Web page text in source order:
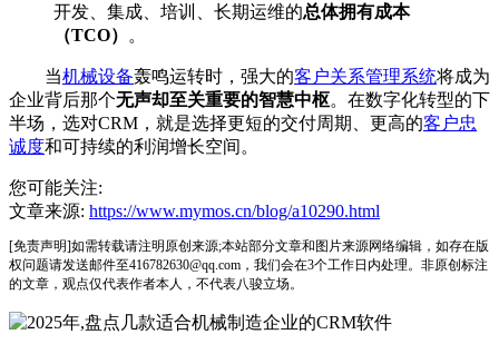
开发、集成、培训、长期运维的总体拥有成本
（TCO）
。
当机械设备轰鸣运转时，强大的客户关系管理系统将成为
企业背后那个无声却至关重要的智慧中枢。在数字化转型的下
半场，选对CRM，就是选择更短的交付周期、更高的客户忠
诚度和可持续的利润增长空间。
您可能关注:
文章来源: https://www.mymos.cn/blog/a10290.html
[免责声明]如需转载请注明原创来源;本站部分文章和图片来源网络编辑，如存在版
权问题请发送邮件至416782630@qq.com，我们会在3个工作日内处理。非原创标注
的文章，观点仅代表作者本人，不代表八骏立场。